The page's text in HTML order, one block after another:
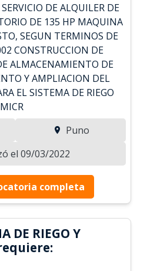
DE ALQUILER DE
DE 135 HP MAQUINA
SEGUN TERMINOS DE
CONSTRUCCION DE
ALMACENAMIENTO DE
Y AMPLIACION DEL
EL SISTEMA DE RIEGO
Puno
el 09/03/2022
completa
DE RIEGO Y